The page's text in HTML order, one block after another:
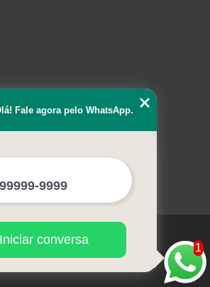
1
Fale agora pelo WhatsApp.
Iniciar conversa